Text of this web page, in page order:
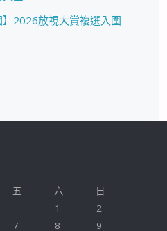
】2026放視大賞複選入圍
五 六
日
1
2
7 8 9